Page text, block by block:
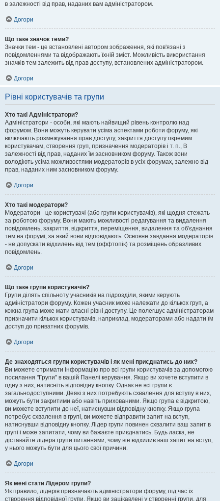
в залежності від прав, наданих вам адміністратором.
Догори
Що таке значок теми?
Значки тем - це встановлені автором зображення, які пов'язані з
повідомленнями та відображають їхній зміст. Можливість використання
значків тем залежить від прав доступу, встановлених адміністратором.
Догори
Рівні користувачів та групи
Хто такі Адміністратори?
Адміністратори - особи, які мають найвищий рівень контролю над
форумом. Вони можуть керувати усіма аспектами роботи форуму, які
включають розмежування прав доступу, закриття доступу окремим
користувачам, створення груп, призначення модераторів і т. п., В
залежності від прав, наданих їм засновником форуму. Також вони
володіють усіма можливостями модераторів в усіх форумах, залежно від
прав, наданих ним засновником форуму.
Догори
Хто такі модератори?
Модератори - це користувачі (або групи користувачів), які щодня стежать
за роботою форуму. Вони мають можливості редагування та видалення
повідомлень, закриття, відкриття, переміщення, видалення та об'єднання
тем на форумі, за який вони відповідають. Основне завдання модераторів
- не допускати відхилень від тем (оффтопік) та розміщень образливих
повідомлень.
Догори
Що таке групи користувачів?
Групи ділять спільноту учасників на підрозділи, якими керують
адміністратори форуму. Кожен учасник може належати до кількох груп, а
кожна група може мати власні рівні доступу. Це полегшує адміністраторам
призначити кількох користувачів, наприклад, модераторами або надати їм
доступ до приватних форумів.
Догори
Де знаходяться групи користувачів і як мені приєднатись до них?
Ви можете отримати інформацію про всі групи користувачів за допомогою
посилання "Групи" в вашій Панелі керування. Якщо ви хочете вступити в
одну з них, натисніть відповідну кнопку. Однак не всі групи є
загальнодоступними. Деякі з них потребують схвалення для вступу в них,
можуть бути закритими або навіть прихованими. Якщо група є відкритою,
ви можете вступити до неї, натиснувши відповідну кнопку. Якщо група
потребує схвалення в групі, ви можете відправити запит на вступ,
натиснувши відповідну кнопку. Лідер групи повинен схвалити ваш запит в
групі і може запитати, чому ви бажаєте приєднатись. Будь ласка, не
діставайте лідера групи питаннями, чому він відхилив ваш запит на вступ,
у нього можуть бути для цього свої причини.
Догори
Як мені стати Лідером групи?
Як правило, лідерів призначають адміністратори форуму, під час їх
створення відповідної групи. Якщо ви зацікавлені у створенні групи, для